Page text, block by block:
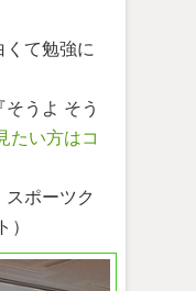
くて勉強に
うよ そう
たい方はコ
スポーツク
）